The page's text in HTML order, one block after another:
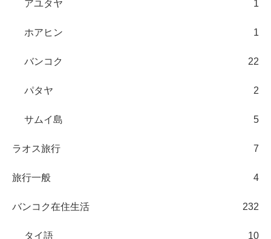
アユタヤ 1
ホアヒン 1
バンコク 22
パタヤ 2
サムイ島 5
ラオス旅行 7
旅行一般 4
バンコク在住生活 232
タイ語 10